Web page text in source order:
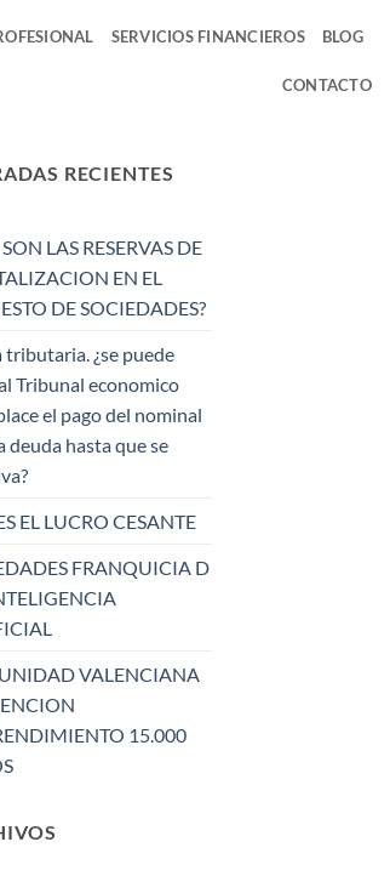
SERVICIOS FINANCIEROS BLOG
CONTACTO
RECIENTES
LAS RESERVAS DE
EN EL
DE SOCIEDADES?
tributaria. ¿se puede
Tribunal economico
el pago del nominal
deuda hasta que se
EL LUCRO CESANTE
FRANQUICIA D
VALENCIANA
15.000